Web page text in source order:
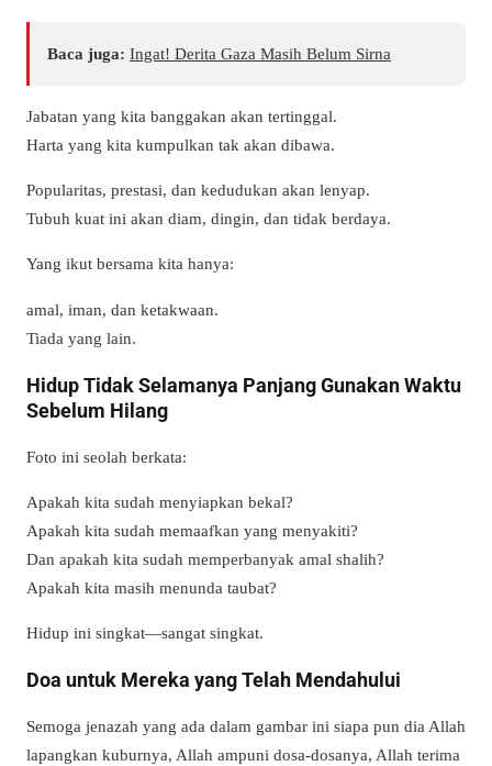
Baca juga: Ingat! Derita Gaza Masih Belum Sirna
Jabatan yang kita banggakan akan tertinggal.
Harta yang kita kumpulkan tak akan dibawa.
Popularitas, prestasi, dan kedudukan akan lenyap.
Tubuh kuat ini akan diam, dingin, dan tidak berdaya.
Yang ikut bersama kita hanya:
amal, iman, dan ketakwaan.
Tiada yang lain.
Hidup Tidak Selamanya Panjang Gunakan Waktu
Sebelum Hilang
Foto ini seolah berkata:
Apakah kita sudah menyiapkan bekal?
Apakah kita sudah memaafkan yang menyakiti?
Dan apakah kita sudah memperbanyak amal shalih?
Apakah kita masih menunda taubat?
Hidup ini singkat—sangat singkat.
Doa untuk Mereka yang Telah Mendahului
Semoga jenazah yang ada dalam gambar ini siapa pun dia Allah
lapangkan kuburnya, Allah ampuni dosa-dosanya, Allah terima